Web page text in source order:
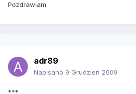
Pozdrawiam
adr89
Napisano 9 Grudzień 2009
***